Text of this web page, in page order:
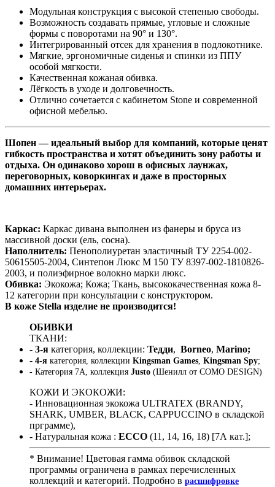
Модульная конструкция с высокой степенью свободы.
Возможность создавать прямые, угловые и сложные
формы с поворотами на 90° и 130°.
Интегрированный отсек для хранения в подлокотнике.
Мягкие, эргономичные сиденья и спинки из ППУ
особой мягкости.
Качественная кожаная обивка.
Лёгкость в уходе и долговечность.
Отлично сочетается с кабинетом Stone и современной
офисной мебелью.
Шопен — идеальный выбор для компаний, которые ценят
гибкость пространства и хотят объединить зону работы и
отдыха. Он одинаково хорош в офисных лаунжах,
переговорных, коворкингах и даже в просторных
домашних интерьерах.
Каркас: Каркас дивана выполнен из фанеры и бруса из
массивной доски (ель, сосна).
Наполнитель: Пенополиуретан эластичный ТУ 2254-002-
50615505-2004, Синтепон Люкс М 150 ТУ 8397-002-1810826-
2003, и полиэфирное волокно марки люкс.
Обивка: Экокожа; Кожа; Ткань, высококачественная кожа 8-
12 категории при консультации с конструктором.
В коже Stella изделие не производится!
ОБИВКИ
ТКАНИ:
- 3-я категория, коллекции: Тедди, Borneo, Marino;
- 4-я категория, коллекции Kingsman Games, Kingsman Spy;
- Категория 7А, коллекция Justo (Шенилл от COMO DESIGN)
КОЖИ И ЭКОКОЖИ:
- Инновационная экокожа ULTRATEX (BRANDY,
SHARK, UMBER, BLACK, CAPPUCCINO в складской
прграмме),
- Натуральная кожа : ECCO (11, 14, 16, 18) [7А кат.];
* Внимание! Цветовая гамма обивок складской
программы ограничена в рамках перечисленных
коллекций и категорий. Подробно в расшифровке